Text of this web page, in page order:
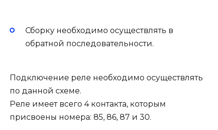
Сборку необходимо осуществлять в
обратной последовательности.
Подключение реле необходимо осуществлять
по данной схеме.
Реле имеет всего 4 контакта, которым
присвоены номера: 85, 86, 87 и 30.